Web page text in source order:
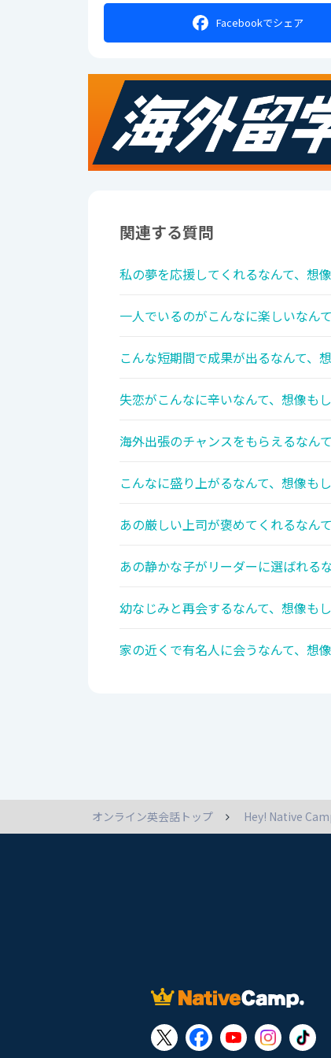
Facebookでシェア
関連する質問
私の夢を応援してくれるなんて、想
一人でいるのがこんなに楽しいなん
こんな短期間で成果が出るなんて、
失恋がこんなに辛いなんて、想像も
海外出張のチャンスをもらえるなん
こんなに盛り上がるなんて、想像も
あの厳しい上司が褒めてくれるなん
あの静かな子がリーダーに選ばれる
幼なじみと再会するなんて、想像も
家の近くで有名人に会うなんて、想
オンライン英会話トップ Hey! Native